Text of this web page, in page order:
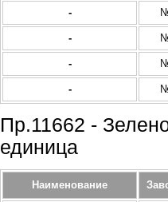
-
-
-
-
Пр.11662 -
единица
Наименование